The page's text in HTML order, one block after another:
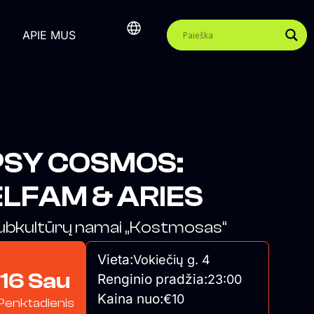
APIE MUS
COSMOS:
& ARIES
namai „Kostmosas“
16 Sau
Vieta:Vokiečių g. 4
Renginio pradžia:23:00
Kaina nuo:€10